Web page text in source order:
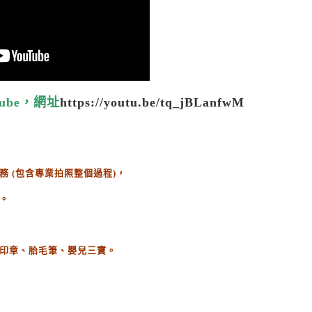
，網址https://youtu.be/tq_jBLanfwM
(包含專業拍照整個過程) ，
章、胎毛筆、嬰兒三寶。